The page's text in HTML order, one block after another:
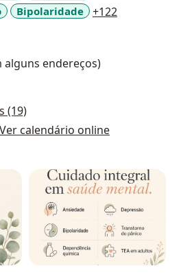
Bipolaridade +122
alguns endereços)
(19)
Ver calendário online